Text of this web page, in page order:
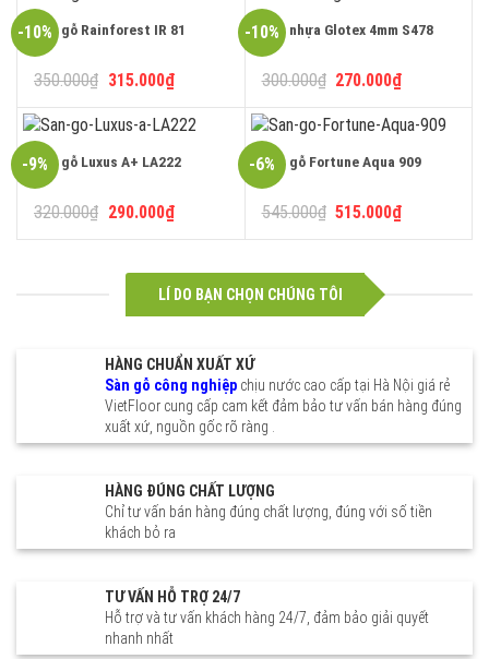
515.000₫.
-10%Sàn gỗ Rainforest IR 81
350.000₫ Giá
là:
350.000₫.
315.000₫Giá
tại
là:
315.000₫.
-10%Sàn nhựa Glotex 4mm S478
300.000₫ Giá
là:
300.000₫.
270.000₫
tại
là:
-9%Sàn gỗ Luxus A+ LA222
320.000₫ Giá
là:
290.000₫Giá
tại
-6%Sàn gỗ Fortune Aqua 909
545.000₫ Giá
là:
515.000₫
tại
LÍ DO BẠN CHỌN CHÚNG TÔI
HÀNG CHUẨN XUẤT XỨ
Sàn gỗ công nghiệp chịu nước cao cấp tại Hà Nội giá rẻ
VietFloor cung cấp cam kết đảm bảo tư vấn bán hàng đúng
xuất xứ, nguồn gốc rõ ràng .
HÀNG ĐÚNG CHẤT LƯỢNG
Chỉ tư vấn bán hàng đúng chất lượng, đúng với số tiền
khách bỏ ra
TƯ VẤN HỖ TRỢ 24/7
Hỗ trợ và tư vấn khách hàng 24/7, đảm bảo giải quyết
nhanh nhất